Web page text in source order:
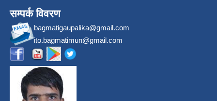
सम्पर्क विवरण
bagmatigaupalika@gmail.com
ito.bagmatimun@gmail.com